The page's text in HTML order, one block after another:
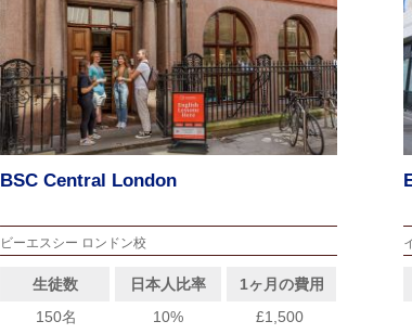
BSC Central London
ビーエスシー ロンドン校
生徒数 日本人比率
1ヶ月の費用
150名
10% £1,500